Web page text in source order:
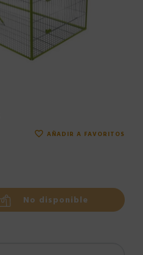
favorite_border AÑADIR A FAVORITOS
No disponible